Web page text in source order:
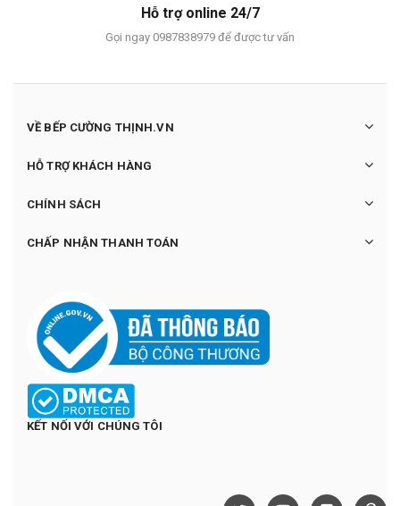
Hỗ trợ online 24/7
Gọi ngay 0987838979 để được tư vấn
VỀ BẾP CƯỜNG THỊNH.VN
HỖ TRỢ KHÁCH HÀNG
CHÍNH SÁCH
CHẤP NHẬN THANH TOÁN
KẾT NỐI VỚI CHÚNG TÔI